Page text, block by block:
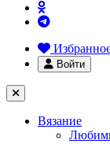
Войти
Вязание